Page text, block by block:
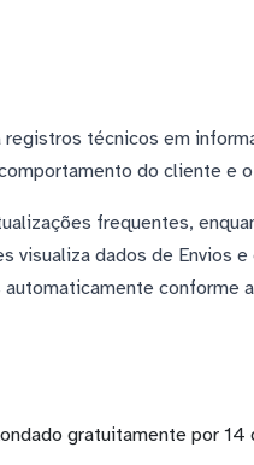
técnicos em
do cliente e
frequentes,
dados de Envios
conforme
gratuitamente por 14